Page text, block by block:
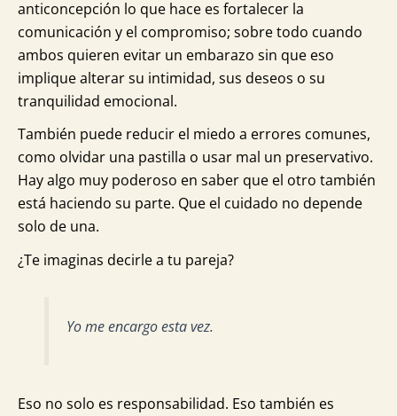
anticoncepción lo que hace es fortalecer la
comunicación y el compromiso; sobre todo cuando
ambos quieren evitar un embarazo sin que eso
implique alterar su intimidad, sus deseos o su
tranquilidad emocional.
También puede reducir el miedo a errores comunes,
como olvidar una pastilla o usar mal un preservativo.
Hay algo muy poderoso en saber que el otro también
está haciendo su parte. Que el cuidado no depende
solo de una.
¿Te imaginas decirle a tu pareja?
Yo me encargo esta vez.
Eso no solo es responsabilidad. Eso también es